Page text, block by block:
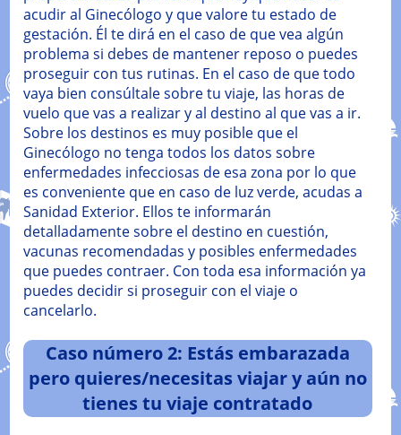
acudir al Ginecólogo y que valore tu estado de
gestación. Él te dirá en el caso de que vea algún
problema si debes de mantener reposo o puedes
proseguir con tus rutinas. En el caso de que todo
vaya bien consúltale sobre tu viaje, las horas de
vuelo que vas a realizar y al destino al que vas a ir.
Sobre los destinos es muy posible que el
Ginecólogo no tenga todos los datos sobre
enfermedades infecciosas de esa zona por lo que
es conveniente que en caso de luz verde, acudas a
Sanidad Exterior. Ellos te informarán
detalladamente sobre el destino en cuestión,
vacunas recomendadas y posibles enfermedades
que puedes contraer. Con toda esa información ya
puedes decidir si proseguir con el viaje o
cancelarlo.
Caso número 2: Estás embarazada
pero quieres/necesitas viajar y aún no
tienes tu viaje contratado